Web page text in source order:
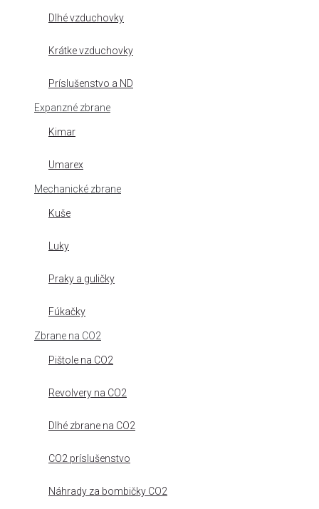
Dlhé vzduchovky
Krátke vzduchovky
Príslušenstvo a ND
Expanzné zbrane
Kimar
Umarex
Mechanické zbrane
Kuše
Luky
Praky a guličky
Fúkačky
Zbrane na CO2
Pištole na CO2
Revolvery na CO2
Dlhé zbrane na CO2
CO2 príslušenstvo
Náhrady za bombičky CO2